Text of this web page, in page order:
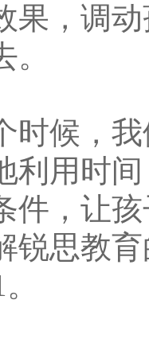
果，调
候，我
利用时
件，让
锐思教